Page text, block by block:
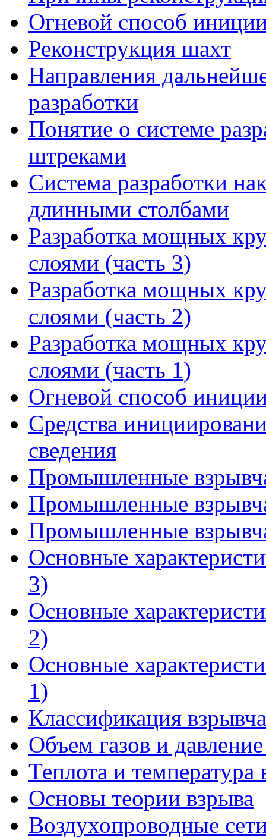
Огневой способ
Реконструкция шахт
Направления
разработки
Понятие о системе
штреками
Система разработки
длинными столбами
Разработка мощных
слоями (часть 3)
Разработка мощных
слоями (часть 2)
Разработка мощных
слоями (часть 1)
Огневой способ
Средства
сведения
Промышленные
Промышленные
Промышленные
Основные
3)
Основные
2)
Основные
1)
Классификация
Объем газов и
Теплота и температура
Основы теории взрыва
Воздухопроводные